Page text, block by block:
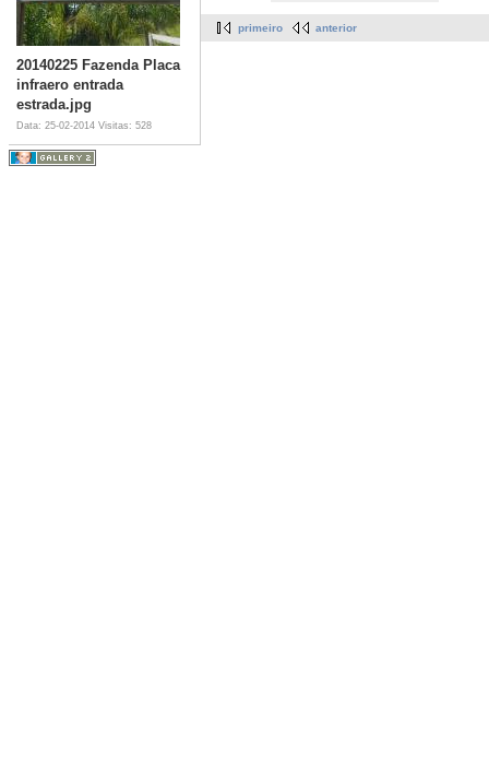
20140225 Fazenda Placa
infraero entrada
estrada.jpg
Data: 25-02-2014 Visitas: 528
primeiro anterior